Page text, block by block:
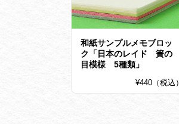
和紙サンプルメモブロッ
ク「日本のレイド 簀の
目模様 5種類」
¥440（税込）